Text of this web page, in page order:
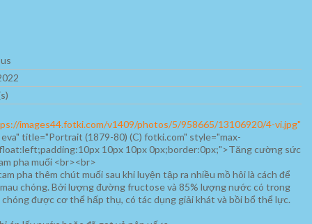
images44.fotki.com/v1409/photos/5/958665/13106920/4-vi.jpg"
title="Portrait (1879-80) (C) fotki.com" style="max-
10px 10px 0px;border:0px;">Tăng cường sức
pha muối <br><br>
pha thêm chút muối sau khi luyện tập ra nhiều mồ hôi là cách để
chóng. Bởi lượng đường fructose và 85% lượng nước có trong
chóng được cơ thể hấp thụ, có tác dụng giải khát và bồi bổ thể lực.